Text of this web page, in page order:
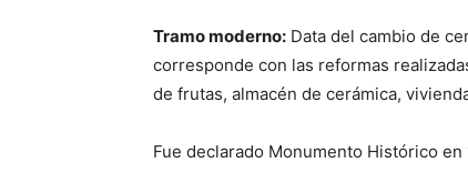
Tramo moderno: Data del cambio de
corresponde con las reformas
de frutas, almacén de cerámica,
Fue declarado Monumento Histórico en